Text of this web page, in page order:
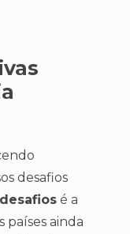
desafios
é a
ainda